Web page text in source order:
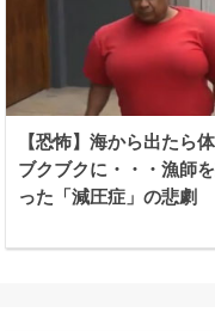
【恐怖】海から出たら
ブクブクに・・・漁師
った「減圧症」の悲劇